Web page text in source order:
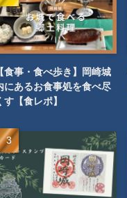
食事・食べ歩き】岡崎城
にあるお食事処を食べ尽
す【食レポ】